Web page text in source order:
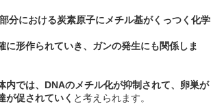
分における炭素原子にメチル基がくっつく化学
に形作られていき、ガンの発生にも関係しま
内では、DNAのメチル化が抑制されて、卵巣が
が促されていく と考えられます。